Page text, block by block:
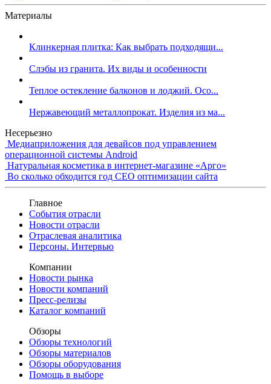
Материалы
Клинкерная плитка: Как выбрать подходящи...
Слэбы из гранита. Их виды и особенности
Теплое остекление балконов и лоджий. Осо...
Нержавеющий металлопрокат. Изделия из ма...
Несерьезно
Медиаприложения для девайсов под управлением
операционной системы Android
Натуральная косметика в интернет-магазине «Арго»
Во сколько обходится год СЕО оптимизации сайта
Главное
События отрасли
Новости отрасли
Отраслевая аналитика
Персоны. Интервью
Компании
Новости рынка
Новости компаний
Пресс-релизы
Каталог компаний
Обзоры
Обзоры технологий
Обзоры материалов
Обзоры оборудования
Помощь в выборе